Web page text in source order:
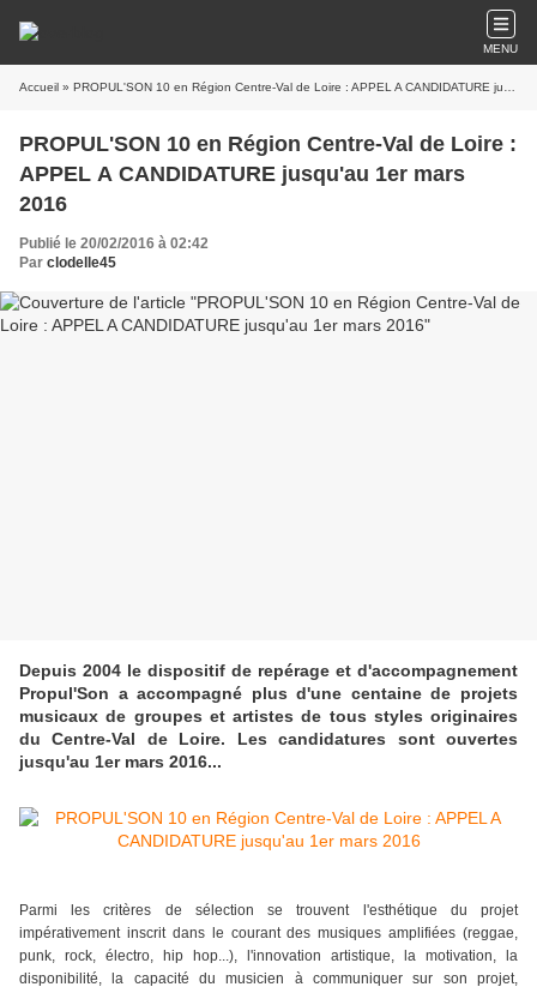
MENU
Accueil » PROPUL'SON 10 en Région Centre-Val de Loire : APPEL A CANDIDATURE jusqu'au 1er mars 2016
PROPUL'SON 10 en Région Centre-Val de Loire :
APPEL A CANDIDATURE jusqu'au 1er mars
2016
Publié le 20/02/2016 à 02:42
Par clodelle45
Depuis 2004 le dispositif de repérage et d'accompagnement
Propul'Son a accompagné plus d'une centaine de projets
musicaux de groupes et artistes de tous styles originaires
du Centre-Val de Loire. Les candidatures sont ouvertes
jusqu'au 1er mars 2016...
Parmi les critères de sélection se trouvent l'esthétique du projet
impérativement inscrit dans le courant des musiques amplifiées (reggae,
punk, rock, électro, hip hop...), l'innovation artistique, la motivation, la
disponibilité, la capacité du musicien à communiquer sur son projet,